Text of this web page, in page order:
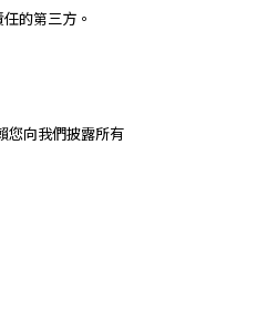
的第三方。
您向我們披露所有